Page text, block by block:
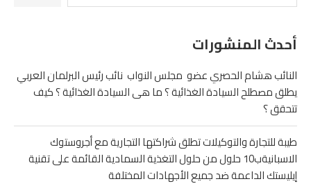
أحدث المنشورات
النائب هشام الحصري عضو مجلس النواب نائب رئيس البرلمان العربي
يطلق مصطلح السيادة الغذائية ؟ ما هى السيادة الغذائية ؟ كيف
تتحقق ؟
طيبة للتجارة والتوكيلات تطلق شراكتها التجارية مع أجروستوك
الاسبانيةب10 حلول من حلول التغذية السمادية القائمة على تقنية
إيليستك الداعمة ضد جميع الأجهادات المختلفة